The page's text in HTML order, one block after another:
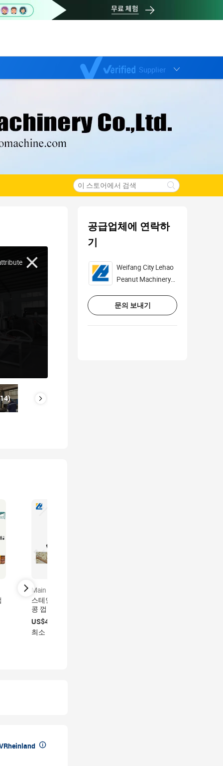
Supplier
공급업체에 연락하
기
Weifang City Lehao
Peanut Machinery
문의 보내기
Main product
스테인리스 스틸 볶은 땅
콩 껍질 제거 기계
US$450-520
최소 주문량 1 세트
